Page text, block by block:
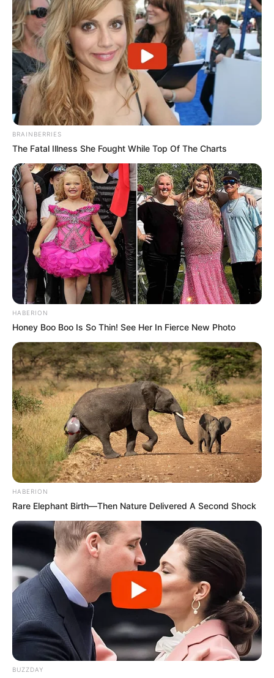
BRAINBERRIES
The Fatal Illness She Fought While Top Of The Charts
HABERION
Honey Boo Boo Is So Thin! See Her In Fierce New Photo
HABERION
Rare Elephant Birth—Then Nature Delivered A Second Shock
BUZZDAY